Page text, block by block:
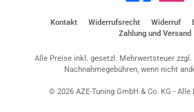
Kontakt Widerrufsrecht Widerruf
Zahlung und Versand
Alle Preise inkl. gesetzl. Mehrwertsteuer zzgl.
Nachnahmegebühren, wenn nicht
© 2026 AZE-Tuning GmbH & Co. KG - Alle